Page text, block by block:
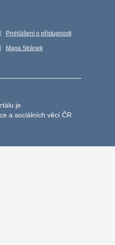
Prohlášení o přístupnosti
Mapa Stránek
je
a sociálních věcí ČR